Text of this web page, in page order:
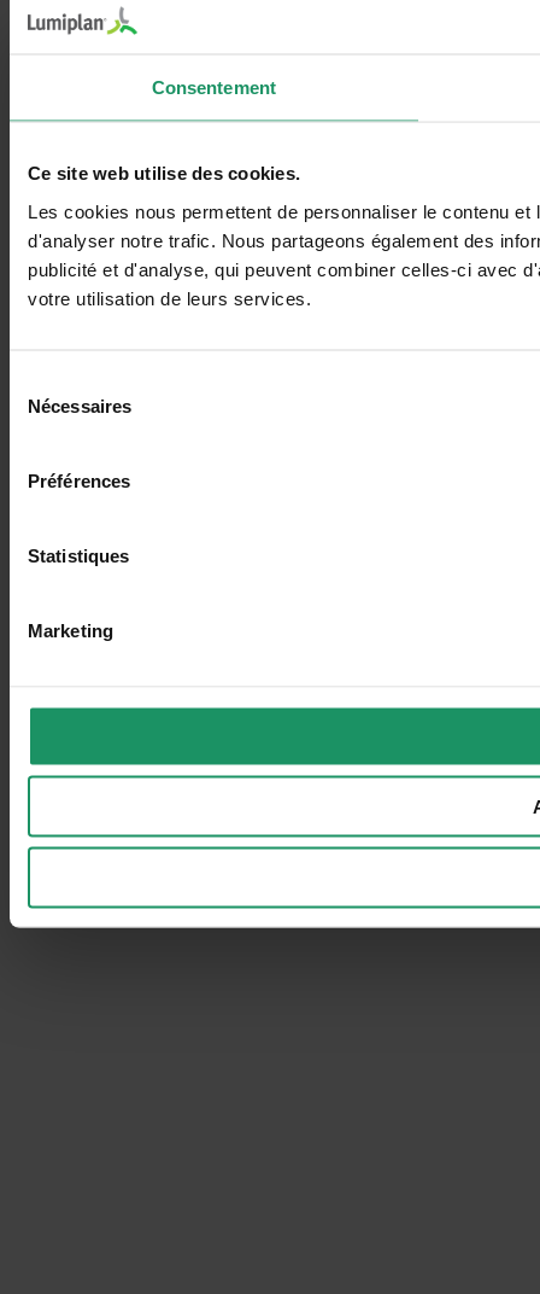
Consentement
Ce site web utilise des cookies.
Les cookies nous permettent de personnaliser le contenu
d'analyser notre trafic. Nous partageons également des
publicité et d'analyse, qui peuvent combiner celles-ci avec
votre utilisation de leurs services.
Nécessaires
Préférences
Statistiques
Marketing